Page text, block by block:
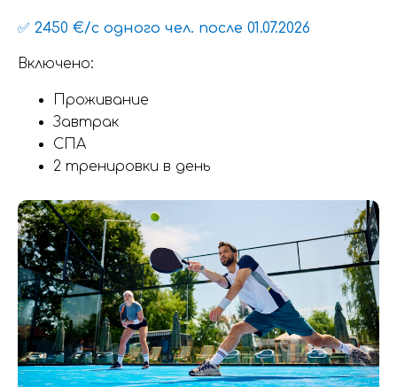
✅ 2450 €/с одного чел. после 01.07.2026
Включено:
Проживание
Завтрак
СПА
2 тренировки в день